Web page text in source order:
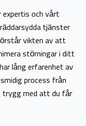
expertis och vårt
tjänster
vikten av att
störningar i ditt
lång erfarenhet av
process från
trygg med att du får